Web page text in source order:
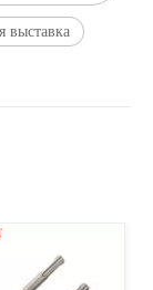
выставка